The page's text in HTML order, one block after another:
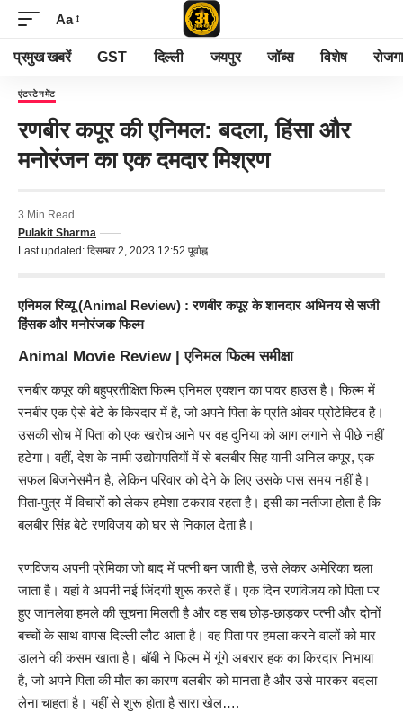
Aa
प्रमुख खबरें GST दिल्ली जयपुर जॉब्स विशेष
एंटरटेनमेंट
रणबीर कपूर की एनिमल: बदला, हिंसा और
मनोरंजन का एक दमदार मिश्रण
Last updated: दिसम्बर 2, 2023 12:52 पूर्वाह्न
Pulakit Sharma
3 Min Read
एनिमल रिव्यू (Animal Review) : रणबीर कपूर के शानदार अभिनय से सजी
हिंसक और मनोरंजक फिल्म
Animal Movie Review | एनिमल फिल्मसमीक्षा
रनबीर कपूर की बहुप्रतीक्षित फिल्म एनिमल एक्शन का पावर हाउस है। फिल्म में
रनबीर एक ऐसे बेटे के किरदार में है, जो अपने पिता के प्रति ओवर प्रोटेक्टिव है।
उसकी सोच में पिता को एक खरोच आने पर वह दुनिया को आग लगाने से पीछे नहीं
हटेगा। वहीं, देश के नामी उद्योगपतियों में से बलबीर सिह यानी अनिल कपूर, एक
सफल बिजनेसमैन है, लेकिन परिवार को देने के लिए उसके पास समय नहीं है।
पिता-पुत्र में विचारों को लेकर हमेशा टकराव रहता है। इसी का नतीजा होता है कि
बलबीर सिंह बेटे रणविजय को घर से निकाल देता है।
रणविजय अपनी प्रेमिका जो बाद में पत्नी बन जाती है, उसे लेकर अमेरिका चला
जाता है। यहां वे अपनी नई जिंदगी शुरू करते हैं। एक दिन रणविजय को पिता पर
हुए जानलेवा हमले की सूचना मिलती है और वह सब छोड़-छाड़कर पत्नी और दोनों
बच्चों के साथ वापस दिल्ली लौट आता है। वह पिता पर हमला करने वालों को मार
डालने की कसम खाता है। बॉबी ने फिल्म में गूंगे अबरार हक का किरदार निभाया
है, जो अपने पिता की मौत का कारण बलबीर को मानता है और उसे मारकर बदला
लेना चाहता है। यहीं से शुरू होता है सारा खेल….